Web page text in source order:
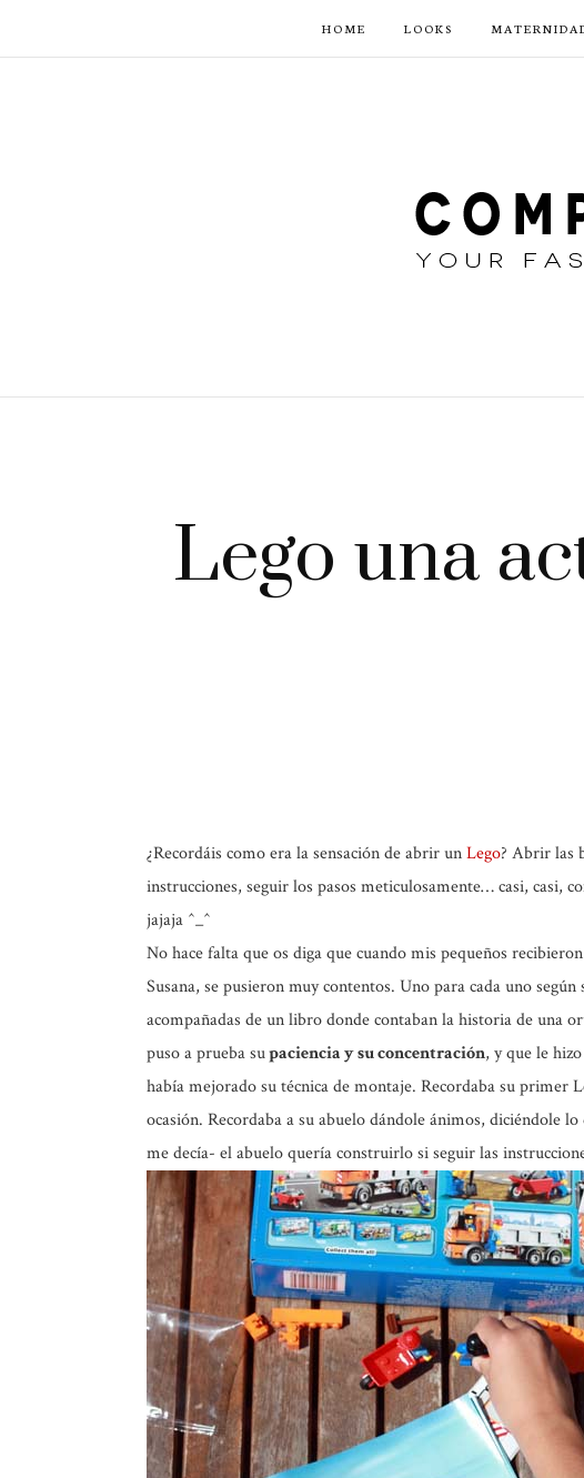
HOME LOOKS
Lego una
¿Recordáis como era la sensación de abrir unLego? Abrir las
instrucciones, seguir los pasos meticulosamente… casi, casi,
jajaja ^_^
No hace falta que os diga que cuando mis pequeños
Susana, se pusieron muy contentos. Uno para cada uno según
acompañadas de un libro donde contaban la historia de una
puso a prueba supaciencia y su concentración, y que le
había mejorado su técnica de montaje. Recordaba su primer
ocasión. Recordaba a su abuelo dándole ánimos, diciéndole
me decía- el abuelo quería construirlo si seguir las